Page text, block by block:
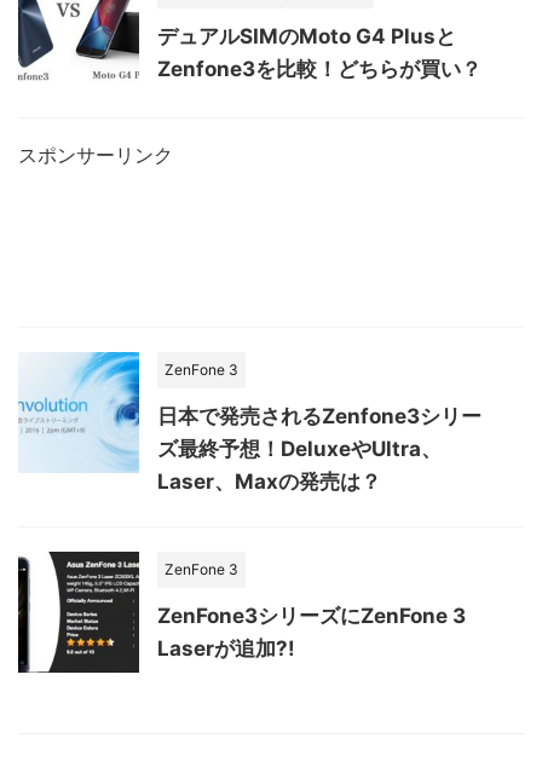
デュアルSIMのMoto G4 Plusと
Zenfone3を比較！どちらが買い？
スポンサーリンク
ZenFone 3
日本で発売されるZenfone3シリー
ズ最終予想！DeluxeやUltra、
Laser、Maxの発売は？
ZenFone 3
ZenFone3シリーズにZenFone 3
Laserが追加?!